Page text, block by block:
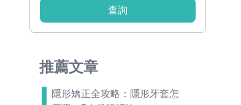
查詢
推薦文章
隱形矯正全攻略：隱形牙套怎